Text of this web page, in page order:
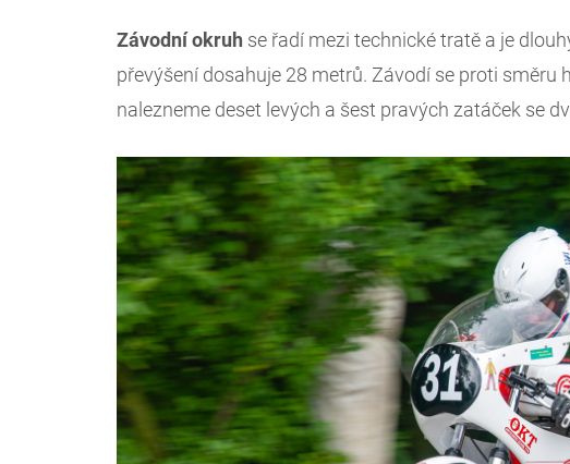
Závodní okruh se řadí mezi technické tratě a je
převýšení dosahuje 28 metrů. Závodí se proti směru
nalezneme deset levých a šest pravých zatáček se